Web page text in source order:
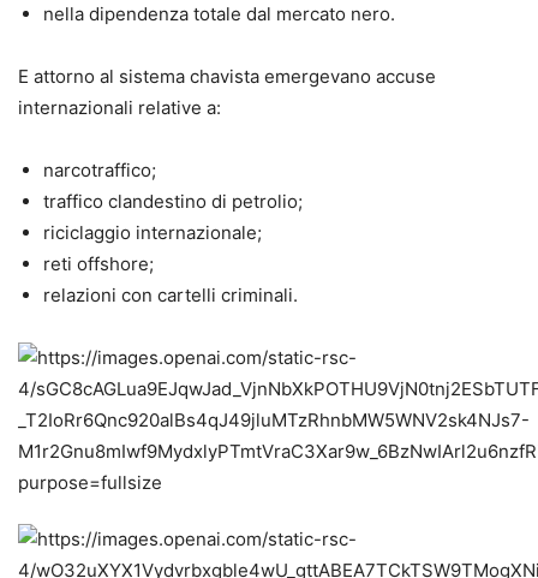
nella dipendenza totale dal mercato nero.
E attorno al sistema chavista emergevano accuse
internazionali relative a:
narcotraffico;
traffico clandestino di petrolio;
riciclaggio internazionale;
reti offshore;
relazioni con cartelli criminali.